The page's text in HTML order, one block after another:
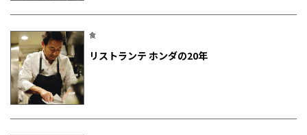
食
リストランテ ホンダの20年